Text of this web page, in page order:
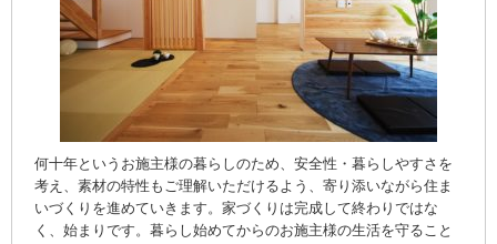
何十年というお施主様の暮らしのため、安全性・暮らしやすさを
考え、素材の特性もご理解いただけるよう、寄り添いながら住ま
いづくりを進めていきます。家づくりは完成して終わりではな
く、始まりです。暮らし始めてからのお施主様の生活を守ること